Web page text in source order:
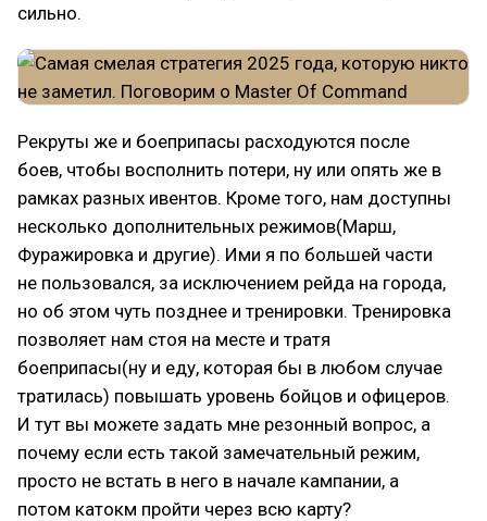
сильно.
Рекруты же и боеприпасы расходуются после
боев, чтобы восполнить потери, ну или опять же в
рамках разных ивентов. Кроме того, нам доступны
несколько дополнительных режимов(Марш,
Фуражировка и другие). Ими я по большей части
не пользовался, за исключением рейда на города,
но об этом чуть позднее и тренировки. Тренировка
позволяет нам стоя на месте и тратя
боеприпасы(ну и еду, которая бы в любом случае
тратилась) повышать уровень бойцов и офицеров.
И тут вы можете задать мне резонный вопрос, а
почему если есть такой замечательный режим,
просто не встать в него в начале кампании, а
потом катокм пройти через всю карту?